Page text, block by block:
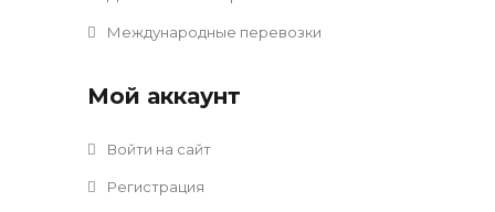
Международные перевозки
Мой аккаунт
Войти на сайт
Регистрация